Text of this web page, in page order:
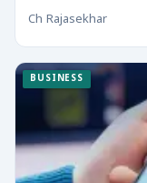
Ch Rajasekhar
BUSINESS